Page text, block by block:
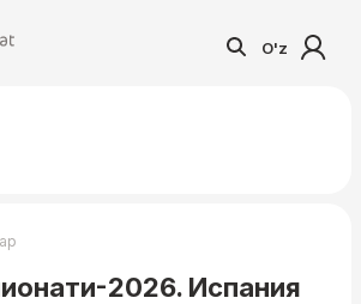
O'z
2026. Испания